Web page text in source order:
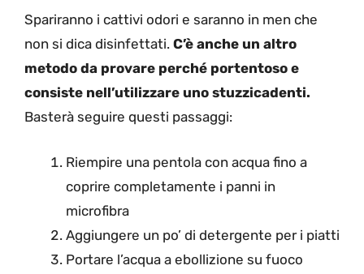
Spariranno i cattivi odori e saranno in men che
non si dica disinfettati. C’è anche un altro
metodo da provare perché portentoso e
consiste nell’utilizzare uno stuzzicadenti.
Basterà seguire questi passaggi:
Riempire una pentola con acqua fino a
coprire completamente i panni in
microfibra
Aggiungere un po’ di detergente per i piatti
Portare l’acqua a ebollizione su fuoco